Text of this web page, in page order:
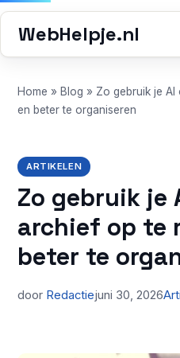
WebHelpje.nl
Home » Blog » Zo gebruik je
en beter te organiseren
ARTIKELEN
Zo gebruik je
archief op te
beter te
door Redactiejuni 30, 2026